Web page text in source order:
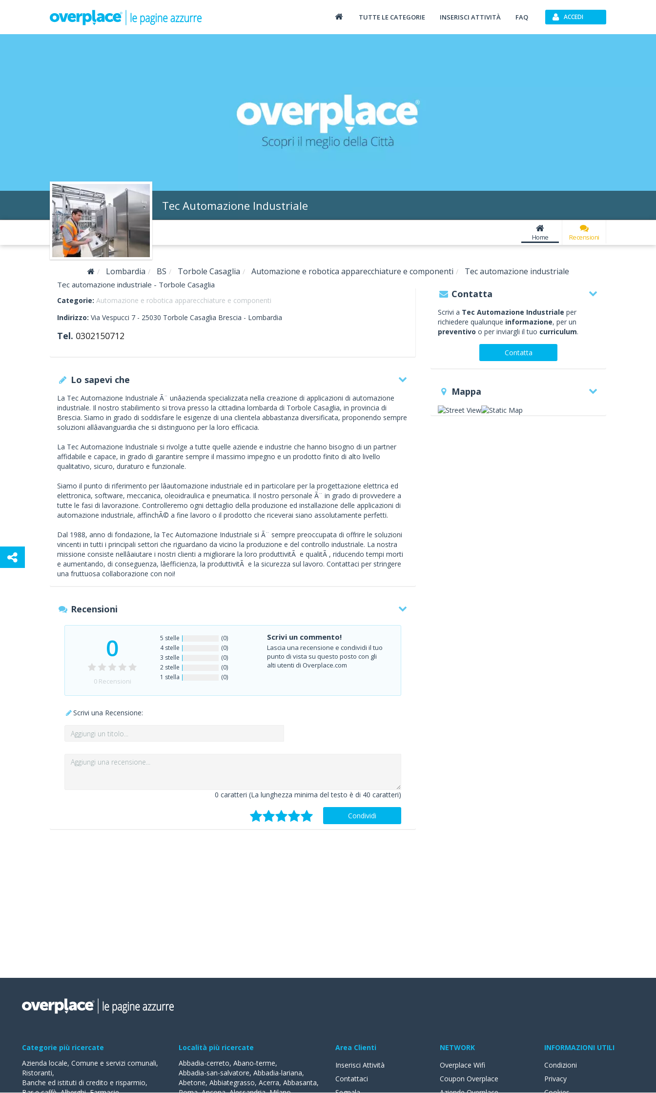
TUTTE LE CATEGORIE INSERISCI ATTIVITÀ FAQ ACCEDI
Tec Automazione Industriale
Home Recensioni
Lombardia BS Torbole Casaglia Automazione e robotica apparecchiature e componenti Tec automazione industriale
Tec automazione industriale - Torbole Casaglia
Categorie: Automazione e robotica apparecchiature e componenti
Indirizzo: Via Vespucci 7 - 25030 Torbole Casaglia Brescia - Lombardia
Tel. 0302150712
Lo sapevi che
La Tec Automazione Industriale Ã¨ unâazienda specializzata nella creazione di applicazioni di automazione
industriale. Il nostro stabilimento si trova presso la cittadina lombarda di Torbole Casaglia, in provincia di
Brescia. Siamo in grado di soddisfare le esigenze di una clientela abbastanza diversificata, proponendo sempre
soluzioni allâavanguardia che si distinguono per la loro efficacia.
La Tec Automazione Industriale si rivolge a tutte quelle aziende e industrie che hanno bisogno di un partner
affidabile e capace, in grado di garantire sempre il massimo impegno e un prodotto finito di alto livello
qualitativo, sicuro, duraturo e funzionale.
Siamo il punto di riferimento per lâautomazione industriale ed in particolare per la progettazione elettrica ed
elettronica, software, meccanica, oleoidraulica e pneumatica. Il nostro personale Ã¨ in grado di provvedere a
tutte le fasi di lavorazione. Controlleremo ogni dettaglio della produzione ed installazione delle applicazioni di
automazione industriale, affinchÃ© a fine lavoro o il prodotto che riceverai siano assolutamente perfetti.
Dal 1988, anno di fondazione, la Tec Automazione Industriale si Ã¨ sempre preoccupata di offrire le soluzioni
vincenti in tutti i principali settori che riguardano da vicino la produzione e del controllo industriale. La nostra
missione consiste nellâaiutare i nostri clienti a migliorare la loro produttivitÃ e qualitÃ , riducendo tempi morti
e aumentando, di conseguenza, lâefficienza, la produttivitÃ e la sicurezza sul lavoro. Contattaci per stringere
una fruttuosa collaborazione con noi!
Recensioni
0
0Recensioni
5 stelle
(0)
4 stelle
(0)
3 stelle
(0)
2 stelle
(0)
1 stella
(0)
Scrivi un commento!
Lascia una recensione e condividi il tuo
punto di vista su questo posto con gli
alti utenti di Overplace.com
Scrivi una Recensione:
0 caratteri (La lunghezza minima del testo è di 40 caratteri)
Condividi
Contatta
Scrivi a Tec Automazione Industriale per
richiedere qualunque informazione, per un
preventivo o per inviargli il tuo curriculum.
Contatta
Mappa
Categorie più ricercate
Azienda locale, Comune e servizi comunali,
Ristoranti,
Banche ed istituti di credito e risparmio,
Località più ricercate
Abbadia-cerreto, Abano-terme,
Abbadia-san-salvatore, Abbadia-lariana,
Abetone, Abbiategrasso, Acerra, Abbasanta,
Area Clienti
Inserisci Attività
Contattaci
NETWORK
Overplace Wifi
Coupon Overplace
INFORMAZIONI UTILI
Condizioni
Privacy